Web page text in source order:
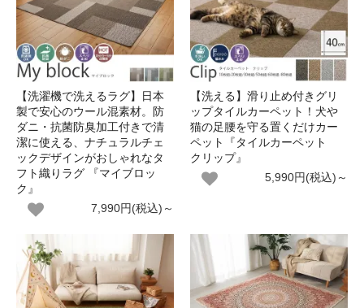
【洗濯機で洗えるラグ】日本
製で安心のウール混素材。防
ダニ・抗菌防臭加工付きで清
潔に使える、ナチュラルチェ
ックデザインがおしゃれなタ
フト織りラグ 『マイブロッ
ク』
7,990円(税込)～
【洗える】滑り止め付きグリ
ップタイルカーペット！犬や
猫の足腰を守る置くだけカー
ペット『タイルカーペット
クリップ』
5,990円(税込)～